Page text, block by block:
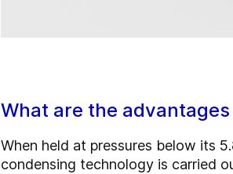
What are the
When held at pressures below its
condensing technology is carried